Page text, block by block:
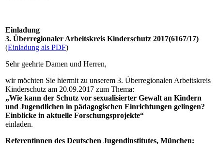
Einladung
3. Überregionaler Arbeitskreis Kinderschutz 2017(6167/17)
(Einladung als PDF)
Sehr geehrte Damen und Herren,
wir möchten Sie hiermit zu unserem 3. Überregionalen Arbeitskreis
Kinderschutz am 20.09.2017 zum Thema:
„Wie kann der Schutz vor sexualisierter Gewalt an Kindern
und Jugendlichen in pädagogischen Einrichtungen gelingen?
Einblicke in aktuelle Forschungsprojekte“
einladen.
Referentinnen des Deutschen Jugendinstitutes, München: